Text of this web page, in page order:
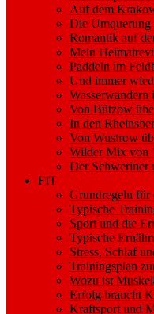
Auf dem
Die Umquerung
Romantik auf
Mein
Paddeln im
Und immer
Von Bützow
In den
Von Wustrow
Wilder Mix von
Der Schweriner
FIT
Grundregeln für
Typische
Sport und die
Typische
Stress, Schlaf
Trainingsplan
Wozu ist
Erfolg braucht
Kraftsport und